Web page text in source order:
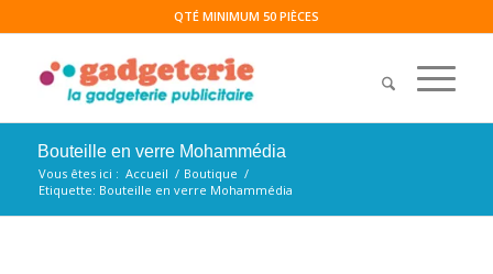
QTÉ MINIMUM 50 PIÈCES
Bouteille en verre Mohammédia
Vous êtes ici : Accueil / Boutique /
Etiquette: Bouteille en verre Mohammédia